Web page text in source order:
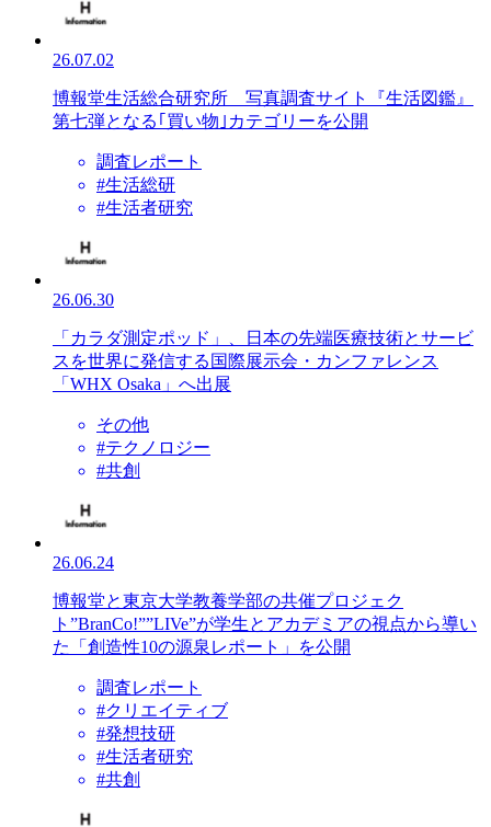
26.07.02
博報堂生活総合研究所 写真調査サイト『生活図鑑』
第七弾となる｢買い物｣カテゴリーを公開
調査レポート
#生活総研
#生活者研究
26.06.30
「カラダ測定ポッド」、日本の先端医療技術とサービ
スを世界に発信する国際展示会・カンファレンス
「WHX Osaka」へ出展
その他
#テクノロジー
#共創
26.06.24
博報堂と東京大学教養学部の共催プロジェク
ト”BranCo!””LIVe”が学生とアカデミアの視点から導い
た「創造性10の源泉レポート」を公開
調査レポート
#クリエイティブ
#発想技研
#生活者研究
#共創